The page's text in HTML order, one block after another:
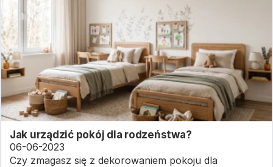
Jak urządzić pokój dla rodzeństwa?
06-06-2023
Czy zmagasz się z dekorowaniem pokoju dla